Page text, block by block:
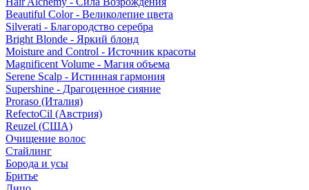
Beautiful Color - Великолепие цвета
Silverati - Благородство серебра
Bright Blonde - Яркий блонд
Moisture and Control - Источник красоты
Magnificent Volume - Магия объема
Serene Scalp - Истинная гармония
Supershine - Драгоценное сияние
Proraso (Италия)
RefectoCil (Австрия)
Reuzel (США)
Очищение волос
Стайлинг
Борода и усы
Бритье